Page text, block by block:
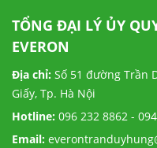
TỔNG ĐẠI LÝ ỦY
EVERON
Địa chỉ: Số 51 đường Trần
Giấy, Tp. Hà Nội
Hotline: 096 232 8862 -
Email: